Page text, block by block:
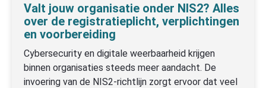
Valt jouw organisatie onder NIS2? Alles
over de registratieplicht, verplichtingen
en voorbereiding
Cybersecurity en digitale weerbaarheid krijgen
binnen organisaties steeds meer aandacht. De
invoering van de NIS2-richtlijn zorgt ervoor dat veel